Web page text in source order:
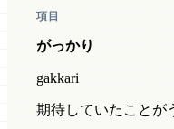
項目
がっかり
gakkari
期待していたことが